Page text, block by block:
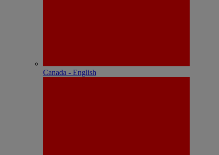
Canada - English